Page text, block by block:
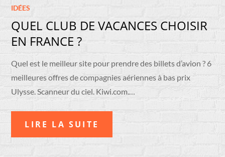
IDÉES
QUEL CLUB DE VACANCES CHOISIR
EN FRANCE ?
Quel est le meilleur site pour prendre des billets d’avion ? 6
meilleures offres de compagnies aériennes à bas prix
Ulysse. Scanneur du ciel. Kiwi.com.…
LIRE LA SUITE